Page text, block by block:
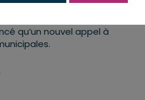
écologique,avec 77 CTE
d’investissements et
qu’un nouvel appel à